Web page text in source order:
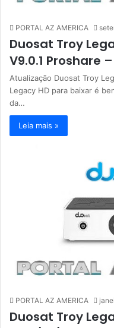
PORTAL AZ AMERICA
Duosat Troy
V9.0.1 Proshare
Atualização Duosat Troy
Legacy HD para baixar é
da…
Leia mais »
PORTAL AZ AMERICA
Duosat Troy